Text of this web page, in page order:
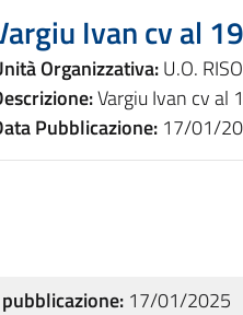
Ivan cv al
Organizzativa:U.O.
Vargiu Ivan cv
Pubblicazione: 17/01/
17/01/2025